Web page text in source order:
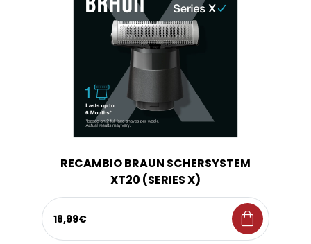
RECAMBIO BRAUN SCHERSYSTEM
XT20 (SERIES X)
18,99€ shopping_bag